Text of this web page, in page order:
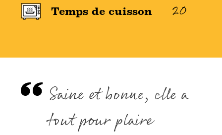
Temps de cuisson 20
Saine et bonne, elle a
tout pour plaire